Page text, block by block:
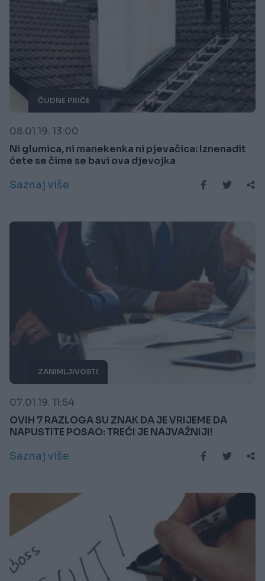
ČUDNE PRIČE
08.01.19. 13:00
Ni glumica, ni manekenka ni pjevačica: Iznenadit
ćete se čime se bavi ova djevojka
Saznaj više
ZANIMLJIVOSTI
07.01.19. 11:54
OVIH 7 RAZLOGA SU ZNAK DA JE VRIJEME DA
NAPUSTITE POSAO: TREĆI JE NAJVAŽNIJI!
Saznaj više